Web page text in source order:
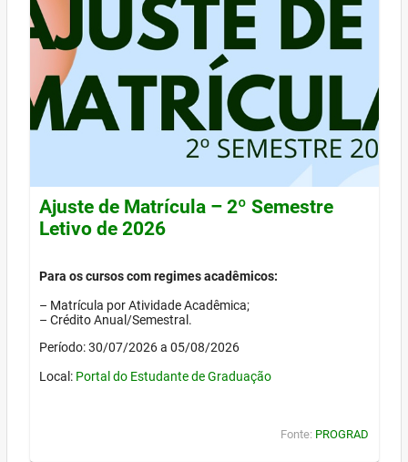
Ajuste de Matrícula – 2º Semestre
Letivo de 2026
Para os cursos com regimes acadêmicos:
– Matrícula por Atividade Acadêmica;
– Crédito Anual/Semestral.
Período: 30/07/2026 a 05/08/2026
Local: Portal do Estudante de Graduação
Fonte: PROGRAD